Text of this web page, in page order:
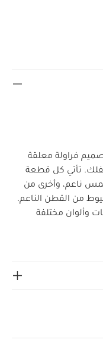
فراولة معلقة
تأتي كل قطعة
ناعم، وأخرى من
من القطن الناعم.
وألوان مختلفة
من الطبيعة لتمنحها
المميزة من